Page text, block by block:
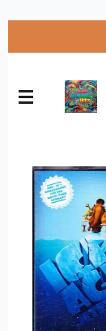
springen